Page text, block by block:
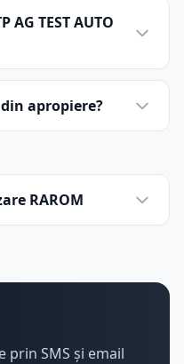
TEST AUTO
apropiere?
RAROM
SMS și email